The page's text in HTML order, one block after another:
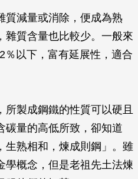
質減量或消除，便成為熟
雜質含量也比較少。一般來
％以下，富有延展性，適合
製成鋼鐵的性質可以硬且
碳量的高低所致，卻知道
生熟相和，煉成則鋼」。雖
學概念，但是老祖先土法煉